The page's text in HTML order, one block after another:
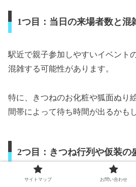
1つ目：当日の来場者数と混
駅近で親子参加しやすいイベント
混雑する可能性があります。
特に、きつねのお化粧や狐面ぬり
間帯によって待ち時間が出るかも
2つ目：きつね行列や仮装の
八王子きつね祭の魅力は、参加者
サイトマップ お問い合わせ